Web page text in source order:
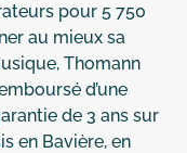
pour 5 750
au mieux sa
Thomann
d’une
de 3 ans sur
en Bavière, en